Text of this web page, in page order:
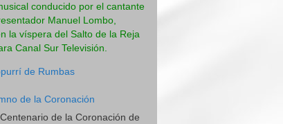
conducido por el cantante
Manuel Lombo,
la víspera del Salto de la Reja
Canal Sur Televisión.
de Rumbas
de la Coronación
de la Coronación de